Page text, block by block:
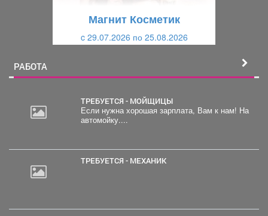
Магнит Косметик
c 29.07.2026 по 25.08.2026
РАБОТА
ТРЕБУЕТСЯ - МОЙЩИЦЫ
Если нужна хорошая зарплата, Вам к нам! На
автомойку....
ТРЕБУЕТСЯ - МЕХАНИК